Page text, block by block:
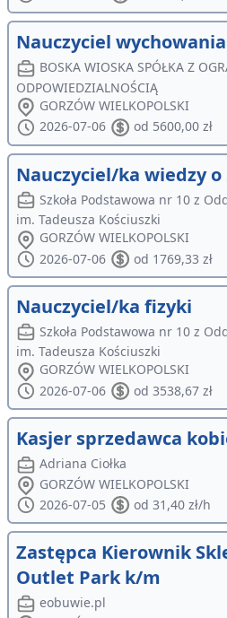
Nauczyciel
BOSKA WIOSKA SPÓŁKA Z
ODPOWIEDZIALNOŚCIĄ
GORZÓW WIELKOPOLSKI
2026-07-06
od 5600,00 zł
Nauczyciel/ka wiedzy o
Szkoła Podstawowa nr 10 z
im. Tadeusza Kościuszki
GORZÓW WIELKOPOLSKI
2026-07-06
od 1769,33 zł
Nauczyciel/ka fizyki
Szkoła Podstawowa nr 10 z
im. Tadeusza Kościuszki
GORZÓW WIELKOPOLSKI
2026-07-06
od 3538,67 zł
Kasjer sprzedawca
Adriana Ciołka
GORZÓW WIELKOPOLSKI
2026-07-05
od 31,40 zł/h
Zastępca Kierownik
Outlet Park k/m
eobuwie.pl